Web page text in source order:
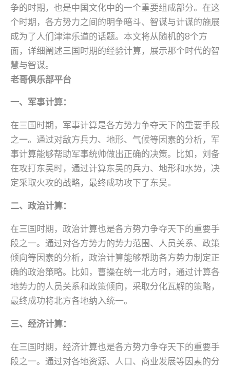
争的时期，也是中国文化中的一个重要组成部分。在这
个时期，各方势力之间的明争暗斗、智谋与计谋的施展
成为了人们津津乐道的话题。本文将从随机的8个方
面，详细阐述三国时期的经验计算，展示那个时代的智
慧与智谋。
老哥俱乐部平台
一、军事计算：
在三国时期，军事计算是各方势力争夺天下的重要手段
之一。通过对敌方兵力、地形、气候等因素的分析，军
事计算能够帮助军事统帅做出正确的决策。比如，刘备
在攻打东吴时，通过计算东吴的兵力、地形和水势，决
定采取火攻的战略，最终成功攻下了东吴。
二、政治计算：
在三国时期，政治计算也是各方势力争夺天下的重要手
段之一。通过对各方势力的势力范围、人员关系、政策
倾向等因素的分析，政治计算能够帮助各方势力制定正
确的政治策略。比如，曹操在统一北方时，通过计算各
地势力的人员关系和政策倾向，采取分化瓦解的策略，
最终成功将北方各地纳入统一。
三、经济计算：
在三国时期，经济计算也是各方势力争夺天下的重要手
段之一。通过对各地资源、人口、商业发展等因素的分